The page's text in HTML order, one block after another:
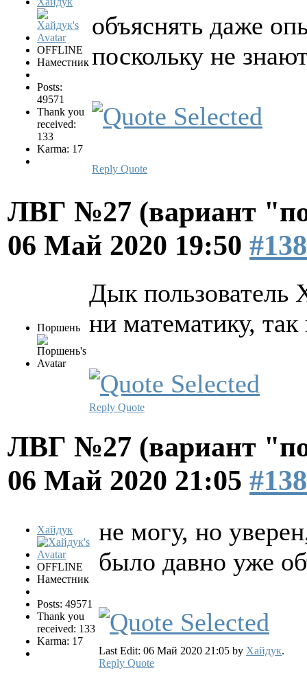
OFFLINE
Наместник
Posts:
49571
Thank you
received:
133
Karma: 17
объяснять даже
поскольку не
Reply Quote
ЛВГ №27 (вариант
06 Май 2020 19:50
Поршень
Дык пользователь
ни математику,
Reply Quote
ЛВГ №27 (вариант
06 Май 2020 21:05
Хайдук
OFFLINE
Наместник
Posts: 49571
Thank you
received: 133
Karma: 17
не могу, но
было давно уже
Last Edit: 06 Май 2020 21:05 by Хайдук.
Reply Quote